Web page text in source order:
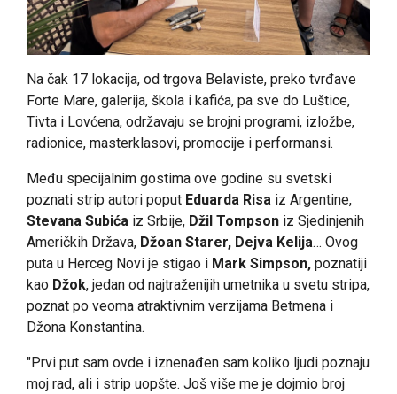
Na čak 17 lokacija, od trgova Belaviste, preko tvrđave
Forte Mare, galerija, škola i kafića, pa sve do Luštice,
Tivta i Lovćena, održavaju se brojni programi, izložbe,
radionice, masterklasovi, promocije i performansi.
Među specijalnim gostima ove godine su svetski
poznati strip autori poput Eduarda Risa iz Argentine,
Stevana Subića iz Srbije, Džil Tompson iz Sjedinjenih
Američkih Država, Džoan Starer, Dejva Kelija… Ovog
puta u Herceg Novi je stigao i Mark Simpson, poznatiji
kao Džok, jedan od najtraženijih umetnika u svetu stripa,
poznat po veoma atraktivnim verzijama Betmena i
Džona Konstantina.
"Prvi put sam ovde i iznenađen sam koliko ljudi poznaju
moj rad, ali i strip uopšte. Još više me je dojmio broj